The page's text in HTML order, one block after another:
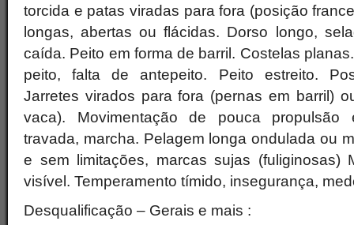
torcida e patas viradas para fora (posição
longas, abertas ou flácidas. Dorso longo,
caída. Peito em forma de barril. Costelas
peito, falta de antepeito. Peito estreito.
Jarretes virados para fora (pernas em barril)
vaca). Movimentação de pouca propulsão
travada, marcha. Pelagem longa ondulada ou
e sem limitações, marcas sujas (fuliginosas)
visível. Temperamento tímido, insegurança,
Desqualificação – Gerais e mais :